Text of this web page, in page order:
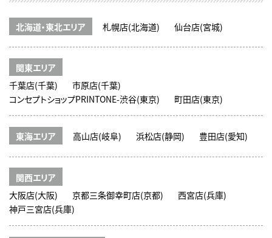
北海道・東北エリア 札幌店(北海道) 仙台店(宮城)
関東エリア
千葉店(千葉)
市原店(千葉)
コンセプトショップPRINTONE-渋谷(東京)
町田店(東京)
東海エリア 高山店(岐阜) 浜松店(静岡) 豊田店(愛知)
関西エリア
大阪店(大阪)
京都三条御幸町店(京都)
西宮店(兵庫)
神戸三宮店(兵庫)